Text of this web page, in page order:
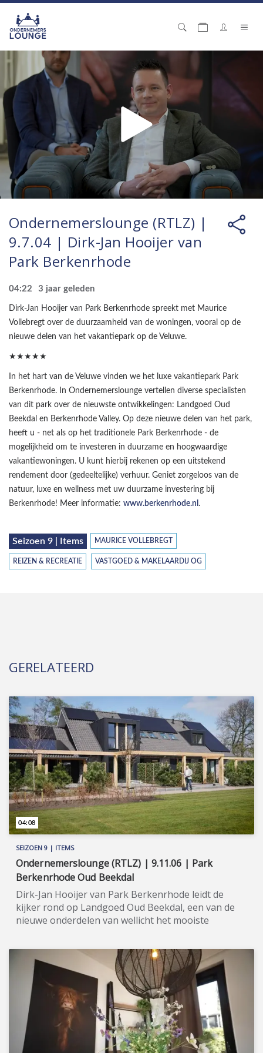
Ondernemerslounge (RTLZ) |
9.7.04 | Dirk-Jan Hooijer van
Park Berkenrhode
04:22 3 jaar geleden
Dirk-Jan Hooijer van Park Berkenrhode spreekt met Maurice
Vollebregt over de duurzaamheid van de woningen, vooral op de
nieuwe delen van het vakantiepark op de Veluwe.
★★★★★
In het hart van de Veluwe vinden we het luxe vakantiepark Park
Berkenrhode. In Ondernemerslounge vertellen diverse specialisten
van dit park over de nieuwste ontwikkelingen: Landgoed Oud
Beekdal en Berkenrhode Valley. Op deze nieuwe delen van het park,
heeft u - net als op het traditionele Park Berkenrhode - de
mogelijkheid om te investeren in duurzame en hoogwaardige
vakantiewoningen. U kunt hierbij rekenen op een uitstekend
rendement door (gedeeltelijke) verhuur. Geniet zorgeloos van de
natuur, luxe en wellness met uw duurzame investering bij
Berkenrhode! Meer informatie: www.berkenrhode.nl .
Seizoen 9 | Items MAURICE VOLLEBREGT
REIZEN & RECREATIE VASTGOED & MAKELAARDIJ OG
GERELATEERD
SEIZOEN 9 | ITEMS
Ondernemerslounge (RTLZ) | 9.11.06 | Park
Berkenrhode Oud Beekdal
Dirk-Jan Hooijer van Park Berkenrhode leidt de
kijker rond op Landgoed Oud Beekdal, een van de
nieuwe onderdelen van wellicht het mooiste
van de Veluwe vinden we het luxe vakantiepark Park
Berkenrhode. In Ondernemerslounge vertellen
diverse specialisten van dit park over de nieuwste
ontwikkelingen: Landgoed Oud Beekdal en
Berkenrhode Valley. Op deze nieuwe delen van het
park, heeft u - net als op het traditionele Park
Berkenrhode - de mogelijkheid om te investeren in
duurzame en hoogwaardige vakantiewoningen. U
kunt hierbij rekenen op een uitstekend rendement
04:08